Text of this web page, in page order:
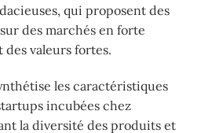
qui proposent des
des marchés en forte
valeurs fortes.
les caractéristiques
incubées chez
la diversité des produits et